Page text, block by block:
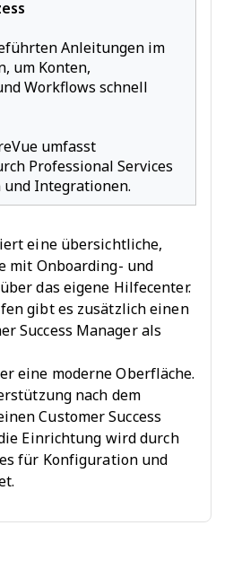
Anleitungen im
um Konten,
Workflows schnell
umfasst
Professional Services
Integrationen.
eine übersichtliche,
mit Onboarding- und
das eigene Hilfecenter.
gibt es zusätzlich einen
Success Manager als
eine moderne Oberfläche.
nach dem
Customer Success
Einrichtung wird durch
für Konfiguration und